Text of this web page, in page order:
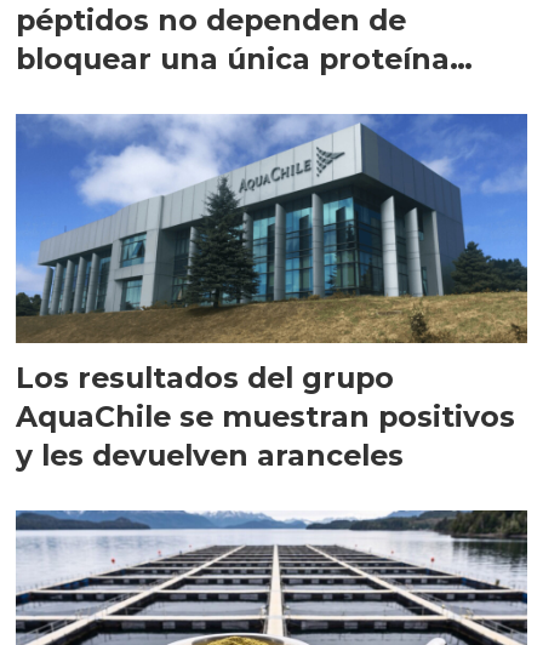
péptidos no dependen de
bloquear una única proteína
Los resultados del grupo
AquaChile se muestran positivos
y les devuelven aranceles